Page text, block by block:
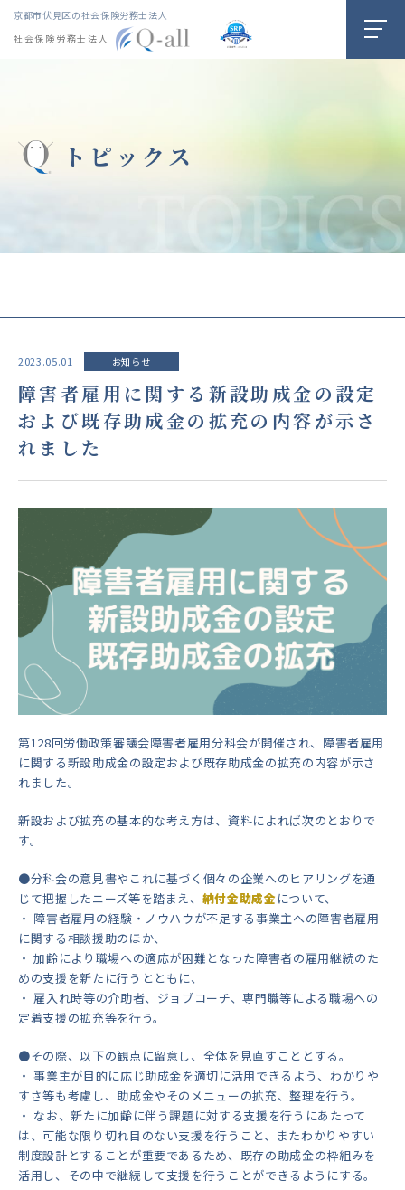
京都市伏見区の社会保険労務士法人
社会保険労務士法人
トピックス
2023.05.01 お知らせ
障害者雇用に関する新設助成金の設定
および既存助成金の拡充の内容が示さ
れました
第128回労働政策審議会障害者雇用分科会が開催され、障害者雇用
に関する新設助成金の設定および既存助成金の拡充の内容が示さ
れました。
新設および拡充の基本的な考え方は、資料によれば次のとおりで
す。
●分科会の意見書やこれに基づく個々の企業へのヒアリングを通
じて把握したニーズ等を踏まえ、 納付金助成金について、
・ 障害者雇用の経験・ノウハウが不足する事業主への障害者雇用
に関する相談援助のほか、
・ 加齢により職場への適応が困難となった障害者の雇用継続のた
めの支援を新たに行うとともに、
・ 雇入れ時等の介助者、ジョブコーチ、専門職等による職場への
定着支援の拡充等を行う。
●その際、以下の観点に留意し、全体を見直すこととする。
・ 事業主が目的に応じ助成金を適切に活用できるよう、わかりや
すさ等も考慮し、助成金やそのメニューの拡充、整理を行う。
・ なお、新たに加齢に伴う課題に対する支援を行うにあたって
は、可能な限り切れ目のない支援を行うこと、またわかりやすい
制度設計とすることが重要であるため、既存の助成金の枠組みを
活用し、その中で継続して支援を行うことができるようにする。